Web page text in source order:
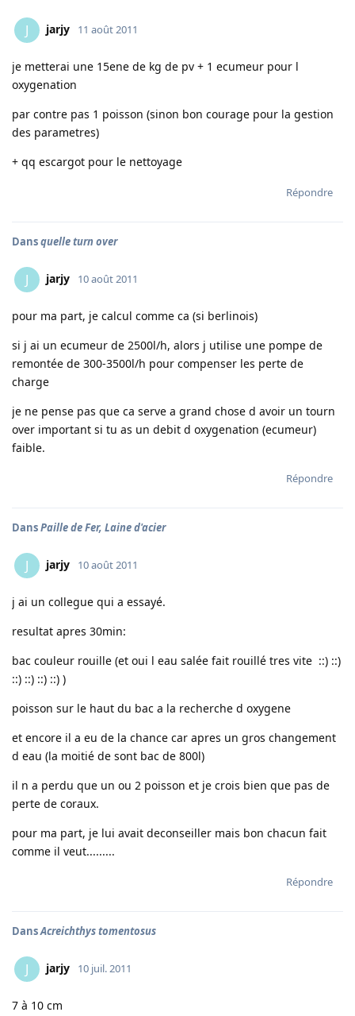
J jarjy 11 août 2011
je metterai une 15ene de kg de pv + 1 ecumeur pour l
oxygenation
par contre pas 1 poisson (sinon bon courage pour la gestion
des parametres)
+ qq escargot pour le nettoyage
Répondre
Dansquelle turn over
J jarjy 10 août 2011
pour ma part, je calcul comme ca (si berlinois)
si j ai un ecumeur de 2500l/h, alors j utilise une pompe de
remontée de 300-3500l/h pour compenser les perte de
charge
je ne pense pas que ca serve a grand chose d avoir un tourn
over important si tu as un debit d oxygenation (ecumeur)
faible.
Répondre
DansPaille de Fer, Laine d'acier
J jarjy 10 août 2011
j ai un collegue qui a essayé.
resultat apres 30min:
bac couleur rouille (et oui l eau salée fait rouillé tres vite ::) ::)
::) ::) ::) ::) )
poisson sur le haut du bac a la recherche d oxygene
et encore il a eu de la chance car apres un gros changement
d eau (la moitié de sont bac de 800l)
il n a perdu que un ou 2 poisson et je crois bien que pas de
perte de coraux.
pour ma part, je lui avait deconseiller mais bon chacun fait
comme il veut.........
Répondre
DansAcreichthys tomentosus
J jarjy 10 juil. 2011
7 à 10 cm